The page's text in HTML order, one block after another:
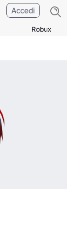
Robux
Accedi